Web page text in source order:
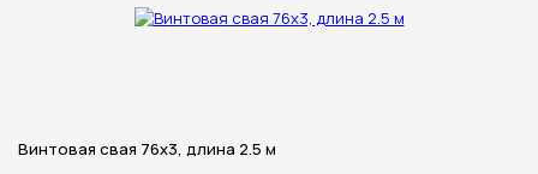
Винтовая свая 76х3, длина 2.5 м